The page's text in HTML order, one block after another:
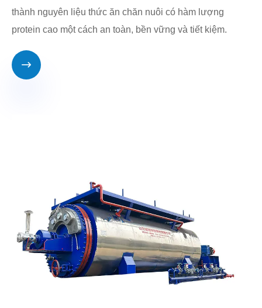
thành nguyên liệu thức ăn chăn nuôi có hàm lượng
protein cao một cách an toàn, bền vững và tiết kiệm.
